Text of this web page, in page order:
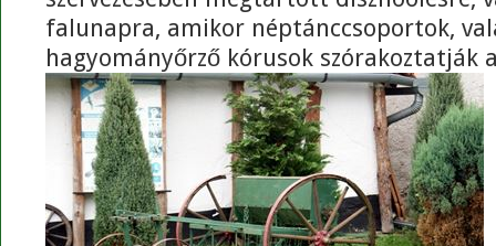
falunapra, amikor néptánccsoportok,
hagyományőrző kórusok szórakoztatják